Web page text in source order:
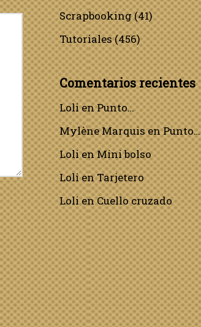
Scrapbooking(41)
Tutoriales(456)
Comentarios recientes
LolienPunto…
Mylène MarquisenPunto…
LolienMini bolso
LolienTarjetero
LolienCuello cruzado